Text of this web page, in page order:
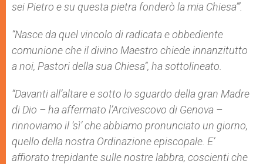
sei Pietro e su questa pietra fonderò la mia Chiesa’”.
“Nasce da quel vincolo di radicata e obbediente
comunione che il divino Maestro chiede innanzitutto
a noi, Pastori della sua Chiesa”, ha sottolineato.
“Davanti all’altare e sotto lo sguardo della gran Madre
di Dio – ha affermato l’Arcivescovo di Genova –
rinnoviamo il ‘sì’ che abbiamo pronunciato un giorno,
quello della nostra Ordinazione episcopale. E’
affiorato trepidante sulle nostre labbra, coscienti che